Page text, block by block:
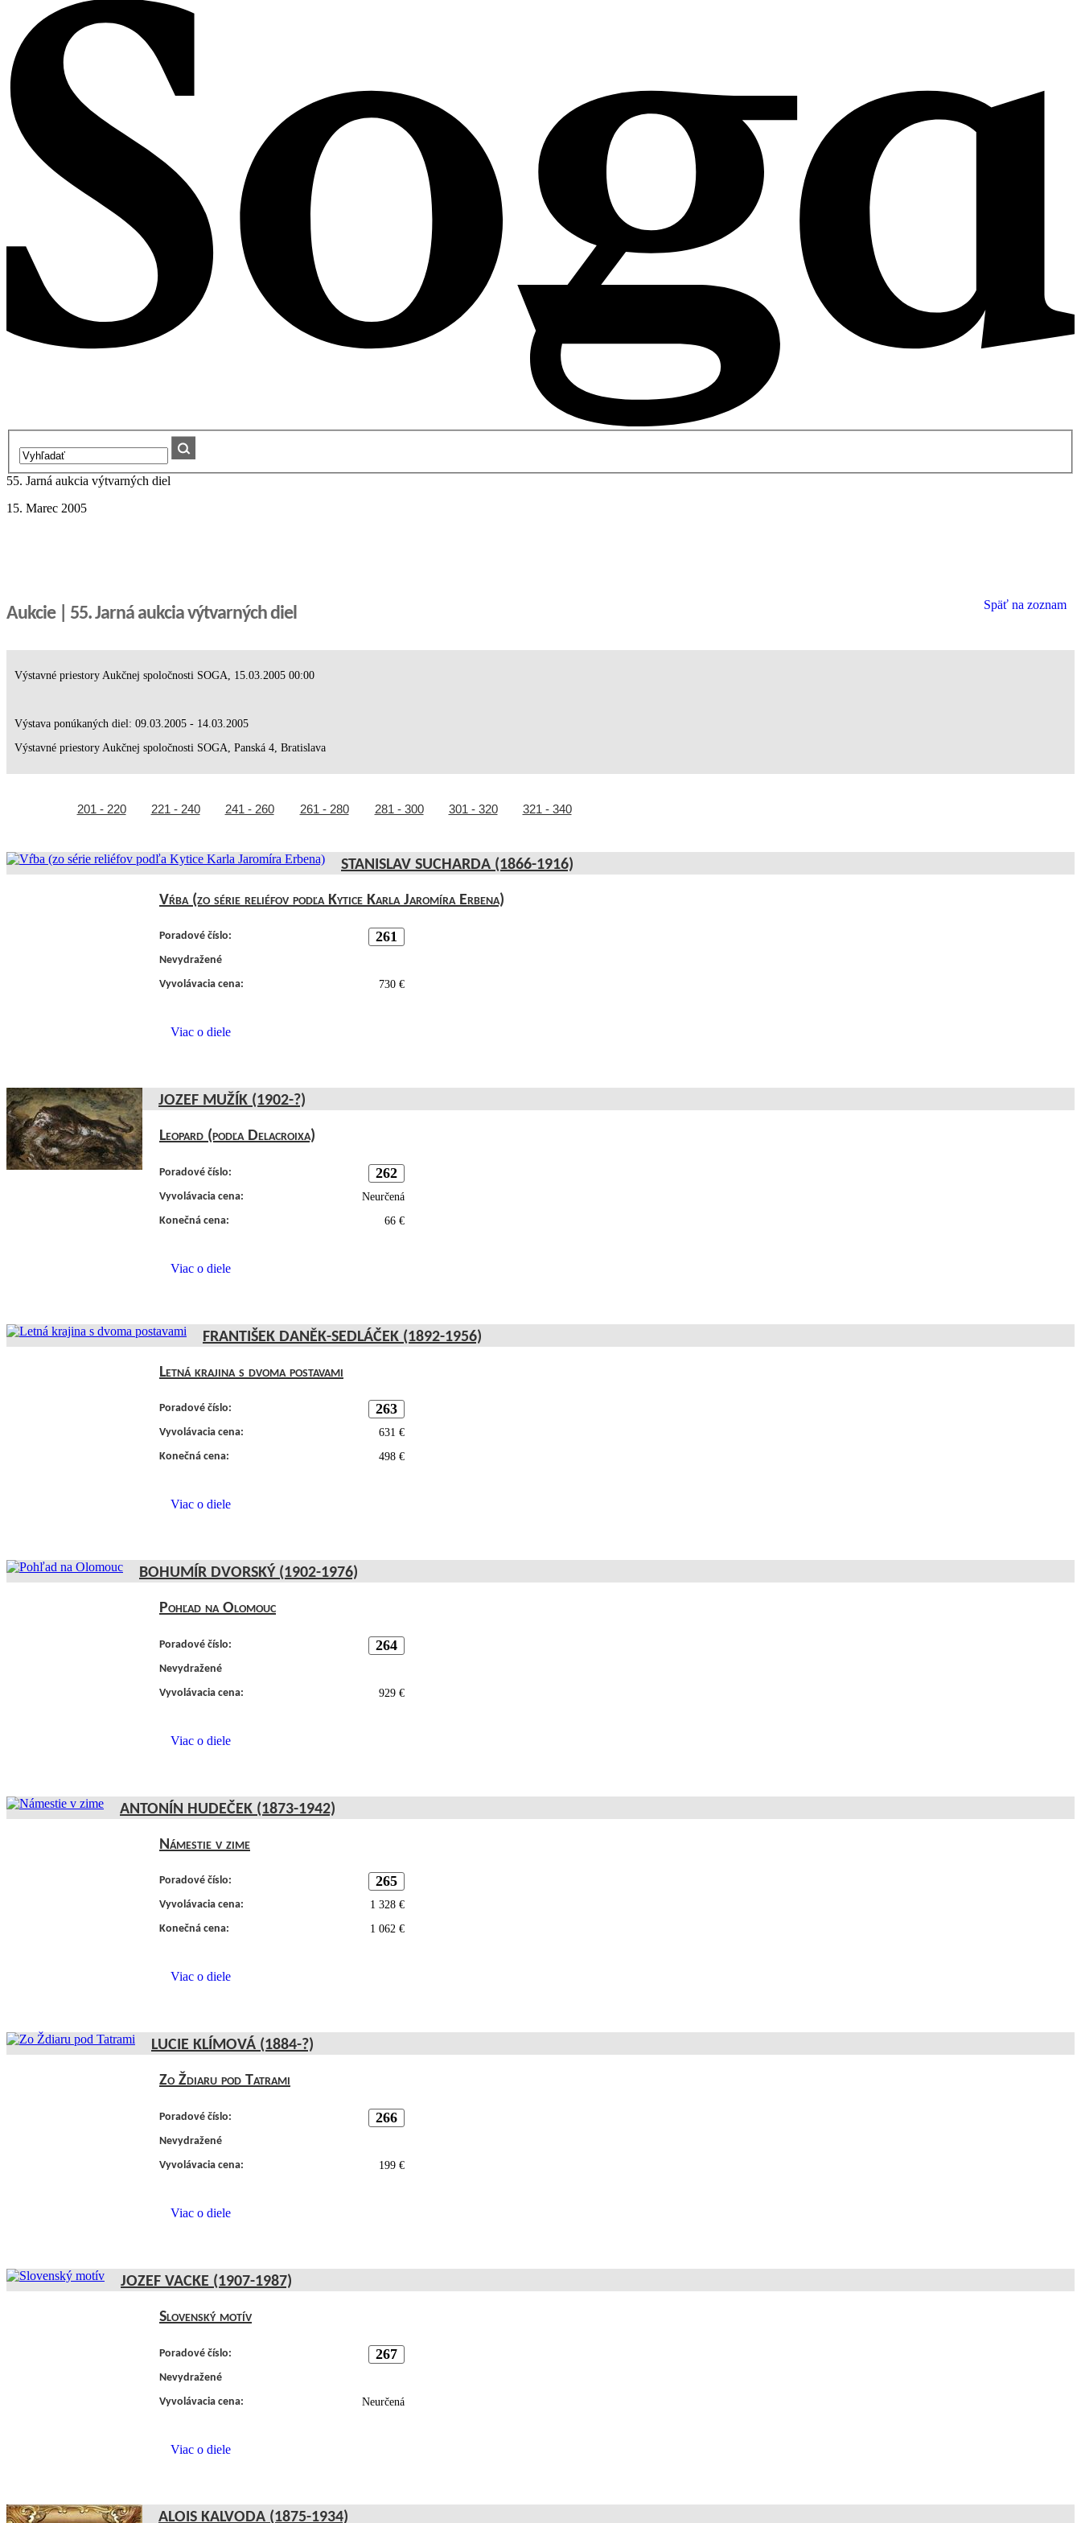
55. Jarná aukcia výtvarných diel
15. Marec 2005
Späť na zoznam
Aukcie | 55. Jarná aukcia výtvarných diel
Výstavné priestory Aukčnej spoločnosti SOGA, 15.03.2005 00:00
Výstava ponúkaných diel: 09.03.2005 - 14.03.2005
Výstavné priestory Aukčnej spoločnosti SOGA, Panská 4, Bratislava
201 - 220 221 - 240 241 - 260 261 - 280 281 - 300 301 - 320 321 - 340
>>
STANISLAV SUCHARDA (1866-1916)
Vŕba (zo série reliéfov podľa Kytice Karla Jaromíra Erbena)
Poradové číslo: 261
Nevydražené
Vyvolávacia cena:
730 €
Viac o diele
JOZEF MUŽÍK (1902-?)
Leopard (podľa Delacroixa)
Poradové číslo: 262
Vyvolávacia cena:
Neurčená
Konečná cena:
66 €
Viac o diele
FRANTIŠEK DANĚK-SEDLÁČEK (1892-1956)
Letná krajina s dvoma postavami
Poradové číslo: 263
Vyvolávacia cena:
631 €
Konečná cena:
498 €
Viac o diele
BOHUMÍR DVORSKÝ (1902-1976)
Pohľad na Olomouc
Poradové číslo: 264
Nevydražené
Vyvolávacia cena:
929 €
Viac o diele
ANTONÍN HUDEČEK (1873-1942)
Námestie v zime
Poradové číslo: 265
Vyvolávacia cena:
1 328 €
Konečná cena:
1 062 €
Viac o diele
LUCIE KLÍMOVÁ (1884-?)
Zo Ždiaru pod Tatrami
Poradové číslo: 266
Nevydražené
Vyvolávacia cena:
199 €
Viac o diele
JOZEF VACKE (1907-1987)
Slovenský motív
Poradové číslo: 267
Nevydražené
Vyvolávacia cena:
Neurčená
Viac o diele
ALOIS KALVODA (1875-1934)